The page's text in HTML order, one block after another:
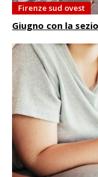
Firenze sud ovest
Giugno con la